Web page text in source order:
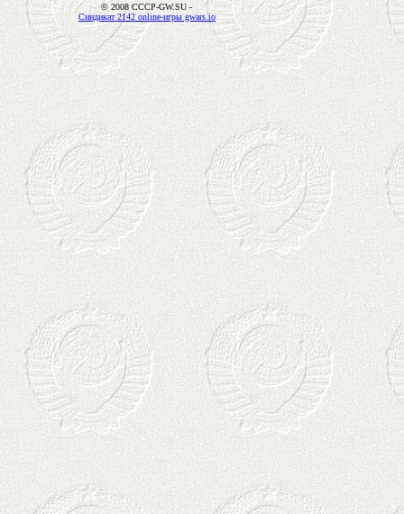
© 2008 CCCP-GW.SU -
Синдикат 2142 online-игры gwars.io